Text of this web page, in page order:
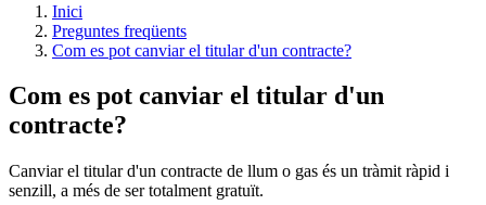
Inici
Preguntes freqüents
Com es pot canviar el titular d'un contracte?
Com es pot canviar el titular d'un
contracte?
Canviar el titular d'un contracte de llum o gas és un tràmit ràpid i
senzill, a més de ser totalment gratuït.